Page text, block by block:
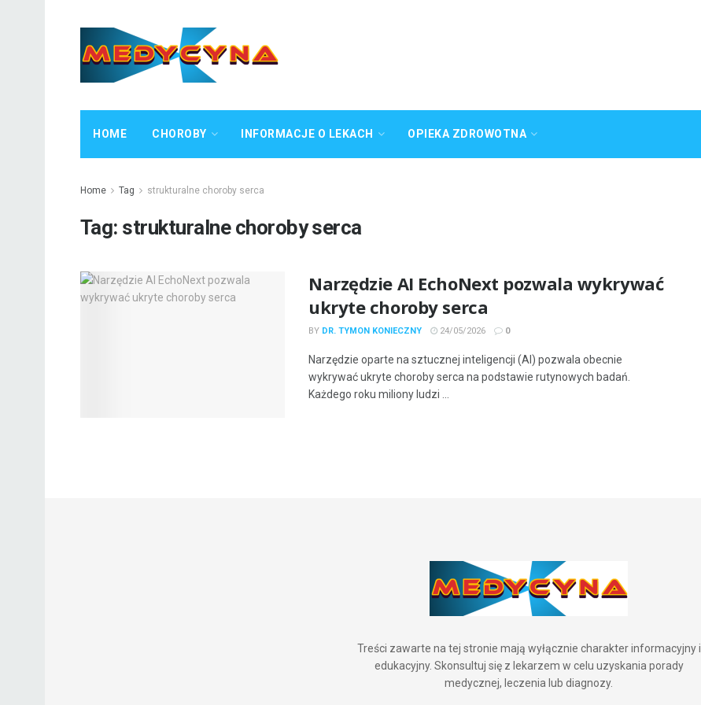
HOME CHOROBY INFORMACJE O LEKACH OPIEKA ZDROWOTNA
Home Tag strukturalne choroby serca
Tag: strukturalne choroby serca
Narzędzie AI EchoNext pozwala wykrywać
ukryte choroby serca
BY DR. TYMON KONIECZNY 24/05/2026 0
Narzędzie oparte na sztucznej inteligencji (AI) pozwala obecnie
wykrywać ukryte choroby serca na podstawie rutynowych badań.
Każdego roku miliony ludzi ...
Treści zawarte na tej stronie mają wyłącznie charakter informacyjny i
edukacyjny. Skonsultuj się z lekarzem w celu uzyskania porady
medycznej, leczenia lub diagnozy.